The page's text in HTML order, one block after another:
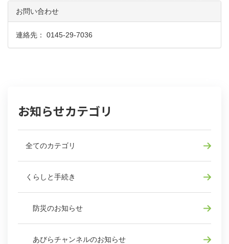
お問い合わせ
連絡先： 0145-29-7036
お知らせカテゴリ
全てのカテゴリ
くらしと手続き
防災のお知らせ
あびらチャンネルのお知らせ